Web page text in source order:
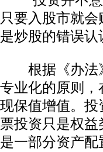
只要入股市就
是炒股的错误认
根据《办法》
专业化的原则
现保值增值。
票投资只是权
是一部分资产